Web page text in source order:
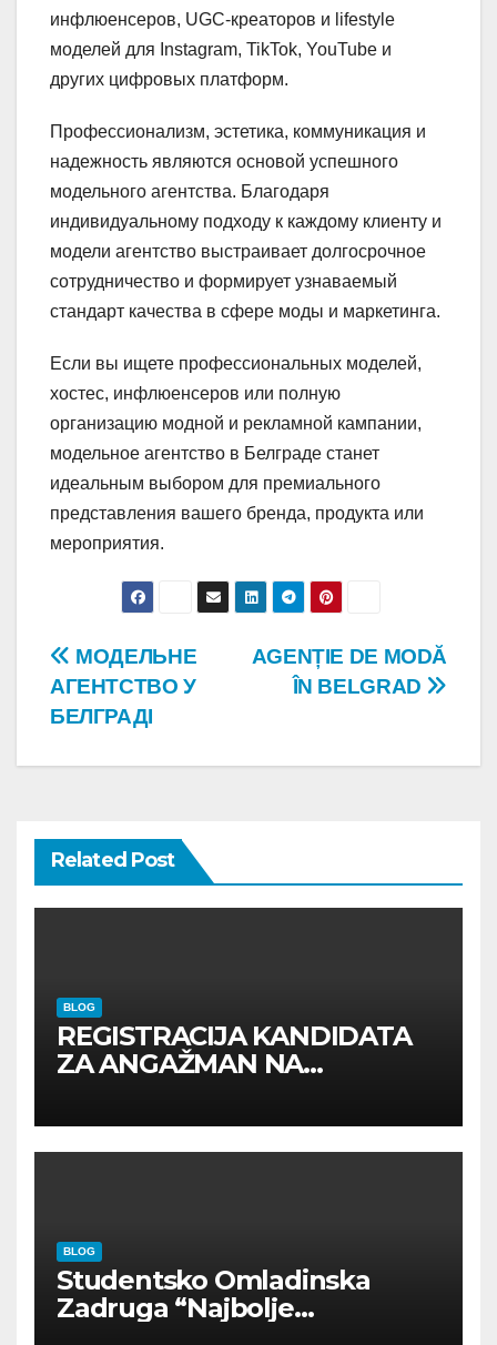
инфлюенсеров, UGC-креаторов и lifestyle
моделей для Instagram, TikTok, YouTube и
других цифровых платформ.
Профессионализм, эстетика, коммуникация и
надежность являются основой успешного
модельного агентства. Благодаря
индивидуальному подходу к каждому клиенту и
модели агентство выстраивает долгосрочное
сотрудничество и формирует узнаваемый
стандарт качества в сфере моды и маркетинга.
Если вы ищете профессиональных моделей,
хостес, инфлюенсеров или полную
организацию модной и рекламной кампании,
модельное агентство в Белграде станет
идеальным выбором для премиального
представления вашего бренда, продукта или
мероприятия.
Post
navigation
AGENȚIE DE MODĂ
ÎN BELGRAD
МОДЕЛЬНЕ
АГЕНТСТВО У
БЕЛГРАДІ
Related Post
BLOG
REGISTRACIJA KANDIDATA
ZA ANGAŽMAN NA
BLOG
Studentsko Omladinska
Zadruga “Najbolje